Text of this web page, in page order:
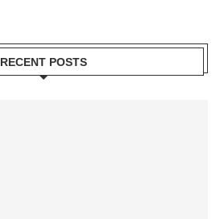
RECENT POSTS